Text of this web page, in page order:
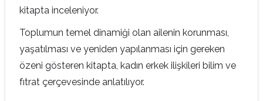
kitapta inceleniyor.
Toplumun temel dinamiği olan ailenin korunması,
yaşatılması ve yeniden yapılanması için gereken
özeni gösteren kitapta, kadın erkek ilişkileri bilim ve
fıtrat çerçevesinde anlatılıyor.